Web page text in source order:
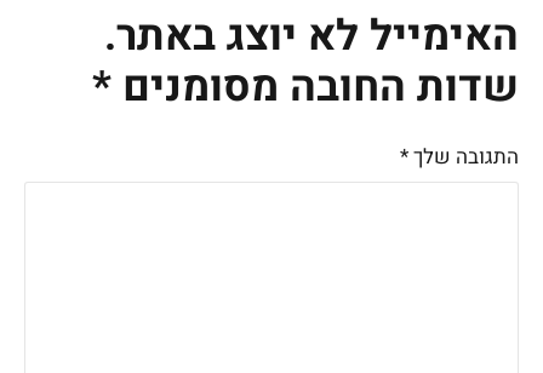
האימייל לא יוצג באתר.
שדות החובה מסומנים *
התגובה שלך*